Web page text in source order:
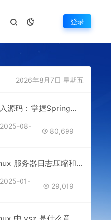
登录
2026年8月7日 星期五
深入源码：掌握Spring、Netty、Dubbo与RocketMQ的核心原理与实践
2025-08-
80,699
Linux 服务器日志压缩和归档问题怎么解决？
2025-01-
29,019
Linux 中 vsz 是什么意思？